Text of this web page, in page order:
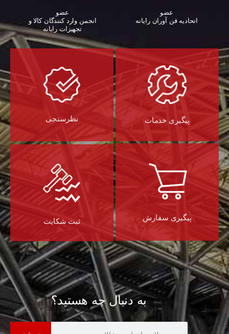
عضو
اتحادیه فن آوران رایانه
عضو
انجمن وارد کنندگان کالا و
تجهیزات رایانه‌
پیگیری خدمات نظرسنجی
پیگیری سفارش ثبت شکایت
به دنبال چه هستید؟